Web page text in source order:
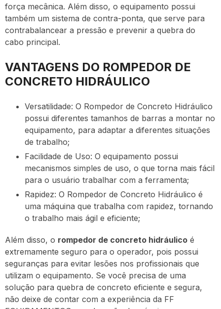
força mecânica. Além disso, o equipamento possui
também um sistema de contra-ponta, que serve para
contrabalancear a pressão e prevenir a quebra do
cabo principal.
VANTAGENS DO ROMPEDOR DE
CONCRETO HIDRÁULICO
Versatilidade: O Rompedor de Concreto Hidráulico
possui diferentes tamanhos de barras a montar no
equipamento, para adaptar a diferentes situações
de trabalho;
Facilidade de Uso: O equipamento possui
mecanismos simples de uso, o que torna mais fácil
para o usuário trabalhar com a ferramenta;
Rapidez: O Rompedor de Concreto Hidráulico é
uma máquina que trabalha com rapidez, tornando
o trabalho mais ágil e eficiente;
Além disso, o rompedor de concreto hidráulico é
extremamente seguro para o operador, pois possui
seguranças para evitar lesões nos profissionais que
utilizam o equipamento. Se você precisa de uma
solução para quebra de concreto eficiente e segura,
não deixe de contar com a experiência da FF